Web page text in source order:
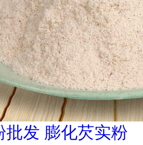
批发 膨化芡实粉